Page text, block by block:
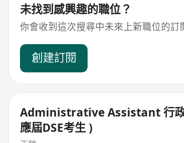
未找到感興趣的職位？
你會收到這次搜尋中未來上新職位的訂
創建訂閱
Administrative Assistant 行政
應屆DSE考生 )